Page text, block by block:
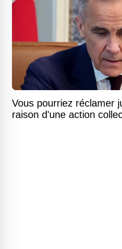
Vous pourriez réclamer
raison d'une action